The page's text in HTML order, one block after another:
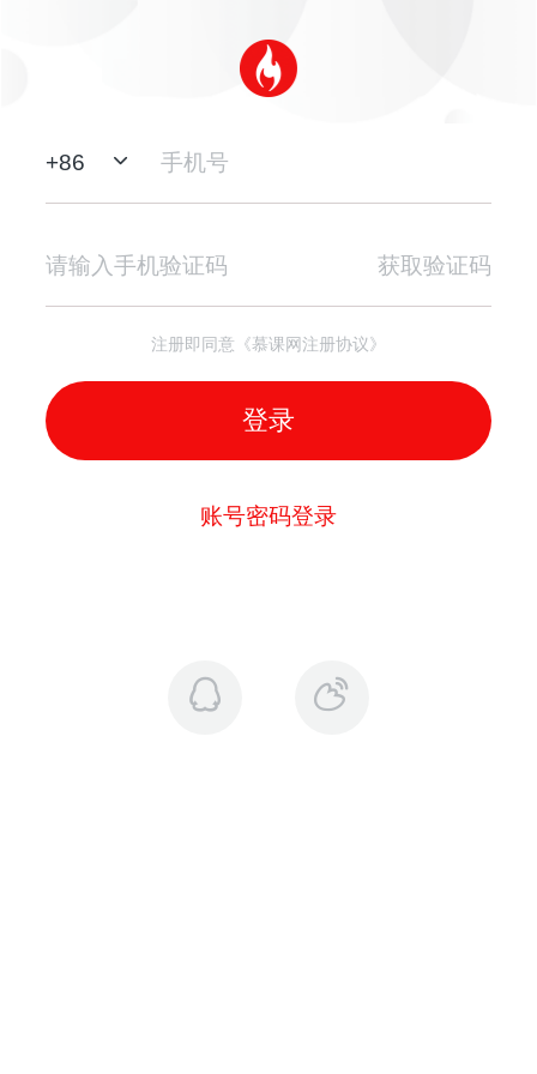
+86
获取验证码
注册即同意《慕课网注册协议》
登录
账号密码登录